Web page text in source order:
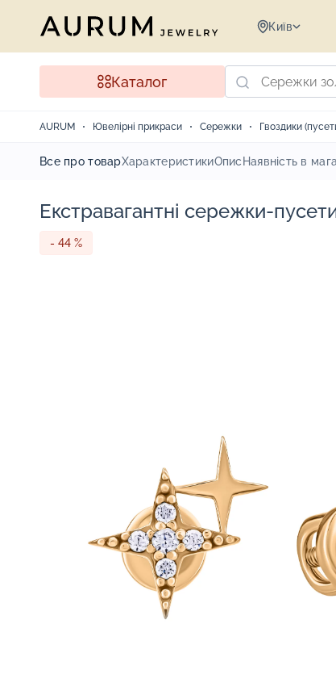
Київ
Каталог
AURUM Ювелірні прикраси Сережки Гвоздики
Все про товарХарактеристикиОпис Наявність в
Екстравагантні сережки-
- 44 %